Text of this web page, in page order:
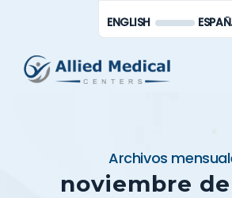
contenido
principal
Archivos
noviembre
ENGLISH